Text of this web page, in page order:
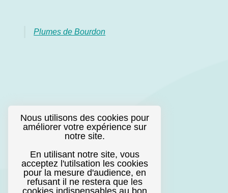
Nous utilisons des cookies pour
améliorer votre expérience sur
notre site.
En utilisant notre site, vous
acceptez l'utilsation les cookies
pour la mesure d'audience, en
refusant il ne restera que les
cookies indispensables au bon
Plumes de Bourdon